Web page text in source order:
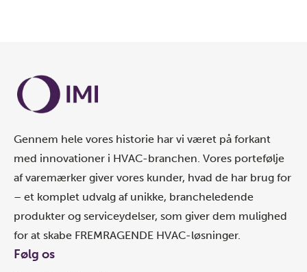
Gennem hele vores historie har vi været på forkant
med innovationer i HVAC-branchen. Vores portefølje
af varemærker giver vores kunder, hvad de har brug for
– et komplet udvalg af unikke, brancheledende
produkter og serviceydelser, som giver dem mulighed
for at skabe FREMRAGENDE HVAC-løsninger.
Følg os